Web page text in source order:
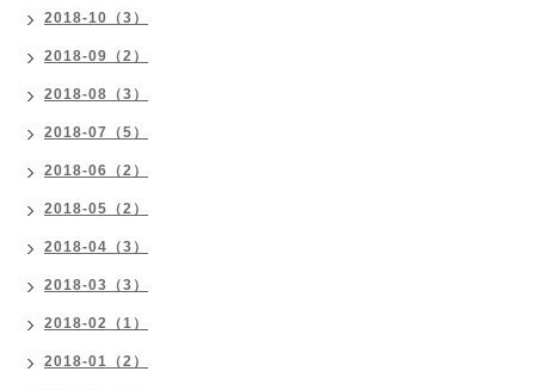
2018-10（3）
2018-09（2）
2018-08（3）
2018-07（5）
2018-06（2）
2018-05（2）
2018-04（3）
2018-03（3）
2018-02（1）
2018-01（2）